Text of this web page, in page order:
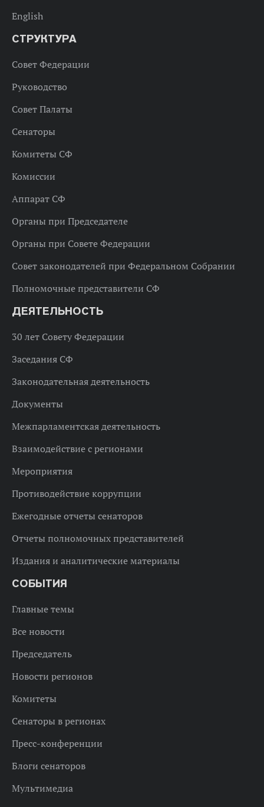
English
СТРУКТУРА
Совет Федерации
Руководство
Совет Палаты
Сенаторы
Комитеты СФ
Комиссии
Аппарат СФ
Органы при Председателе
Органы при Совете Федерации
Совет законодателей при Федеральном Собрании
Полномочные представители СФ
ДЕЯТЕЛЬНОСТЬ
30 лет Совету Федерации
Заседания СФ
Законодательная деятельность
Документы
Межпарламентская деятельность
Взаимодействие с регионами
Мероприятия
Противодействие коррупции
Ежегодные отчеты сенаторов
Отчеты полномочных представителей
Издания и аналитические материалы
СОБЫТИЯ
Главные темы
Все новости
Председатель
Новости регионов
Комитеты
Сенаторы в регионах
Пресс-конференции
Блоги сенаторов
Мультимедиа